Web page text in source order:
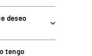
de triple monitor
deseo
tengo